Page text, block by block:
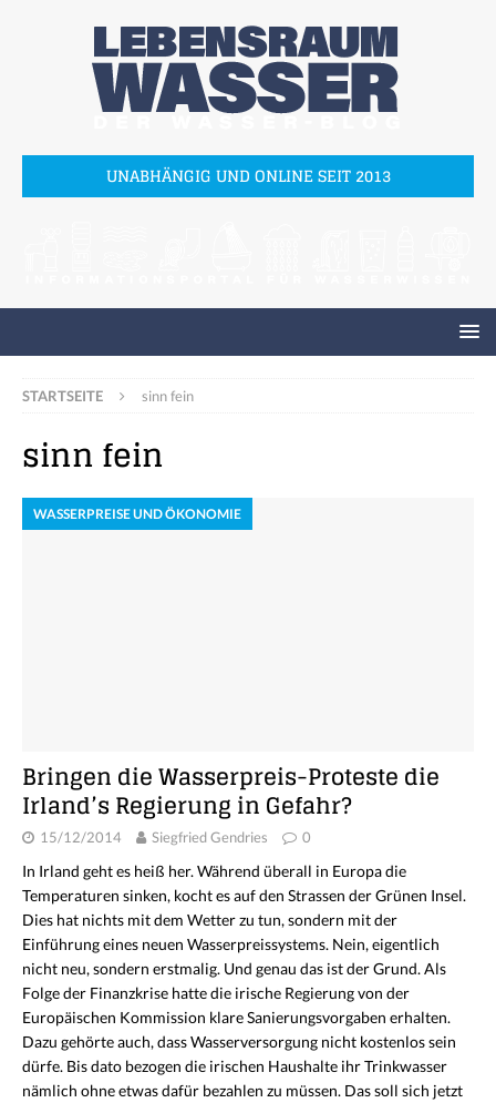
UNABHÄNGIG UND ONLINE SEIT 2013
STARTSEITE sinn fein
sinn fein
WASSERPREISE UND ÖKONOMIE
Bringen die Wasserpreis-Proteste die
Irland’s Regierung in Gefahr?
15/12/2014 Siegfried Gendries 0
In Irland geht es heiß her. Während überall in Europa die
Temperaturen sinken, kocht es auf den Strassen der Grünen Insel.
Dies hat nichts mit dem Wetter zu tun, sondern mit der
Einführung eines neuen Wasserpreissystems. Nein, eigentlich
nicht neu, sondern erstmalig. Und genau das ist der Grund. Als
Folge der Finanzkrise hatte die irische Regierung von der
Europäischen Kommission klare Sanierungsvorgaben erhalten.
Dazu gehörte auch, dass Wasserversorgung nicht kostenlos sein
dürfe. Bis dato bezogen die irischen Haushalte ihr Trinkwasser
nämlich ohne etwas dafür bezahlen zu müssen. Das soll sich jetzt